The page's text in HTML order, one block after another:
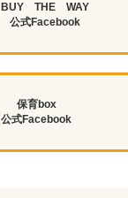
BUY THE WAY
公式Facebook
保育box
公式Facebook